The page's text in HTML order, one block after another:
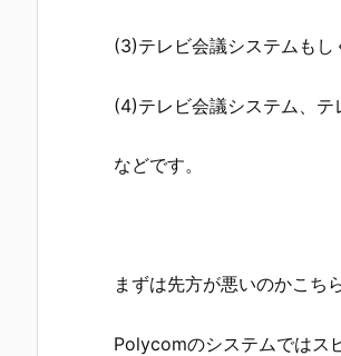
(3)テレビ会議システムもし
(4)テレビ会議システム、テ
などです。
まずは先方が悪いのかこち
Polycomのシステムではス